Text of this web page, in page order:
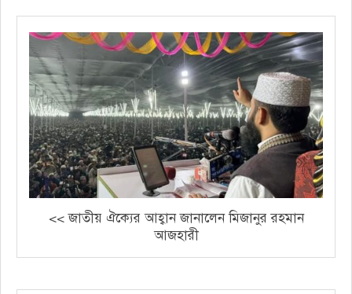
<< জাতীয় ঐক্যের আহ্বান জানালেন মিজানুর রহমান
আজহারী